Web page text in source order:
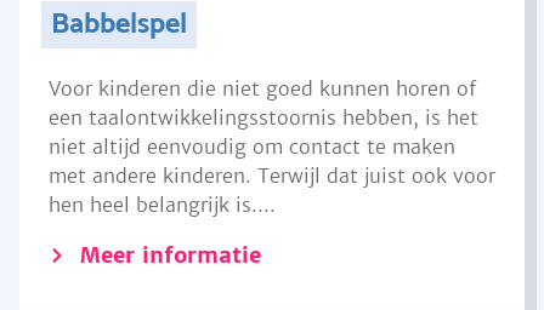
Babbelspel
Voor kinderen die niet goed kunnen horen of
een taalontwikkelingsstoornis hebben, is het
niet altijd eenvoudig om contact te maken
met andere kinderen. Terwijl dat juist ook voor
hen heel belangrijk is....
Meer informatie